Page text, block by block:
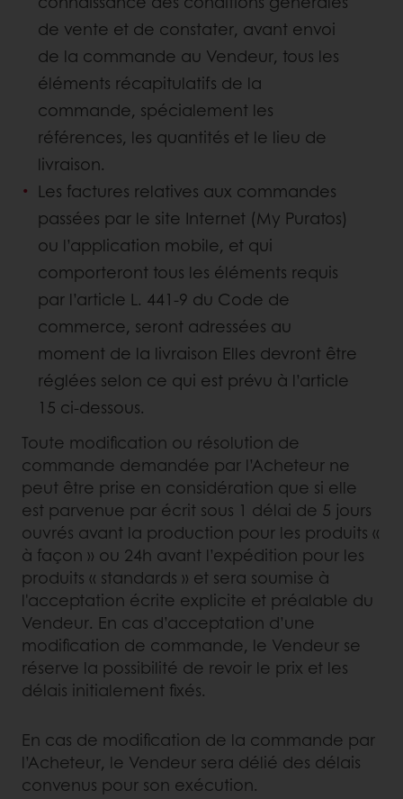
de vente et de constater, avant envoi
de la commande au Vendeur, tous les
éléments récapitulatifs de la
commande, spécialement les
références, les quantités et le lieu de
livraison.
Les factures relatives aux commandes
passées par le site Internet (My Puratos)
ou l’application mobile, et qui
comporteront tous les éléments requis
par l’article L. 441-9 du Code de
commerce, seront adressées au
moment de la livraison Elles devront être
réglées selon ce qui est prévu à l’article
15 ci-dessous.
Toute modification ou résolution de
commande demandée par l’Acheteur ne
peut être prise en considération que si elle
est parvenue par écrit sous 1 délai de 5 jours
ouvrés avant la production pour les produits «
à façon » ou 24h avant l’expédition pour les
produits « standards » et sera soumise à
l'acceptation écrite explicite et préalable du
Vendeur. En cas d’acceptation d’une
modification de commande, le Vendeur se
réserve la possibilité de revoir le prix et les
délais initialement fixés.
En cas de modification de la commande par
l’Acheteur, le Vendeur sera délié des délais
convenus pour son exécution.